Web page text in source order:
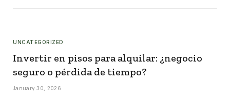
UNCATEGORIZED
Invertir en pisos para alquilar: ¿negocio
seguro o pérdida de tiempo?
January 30, 2026